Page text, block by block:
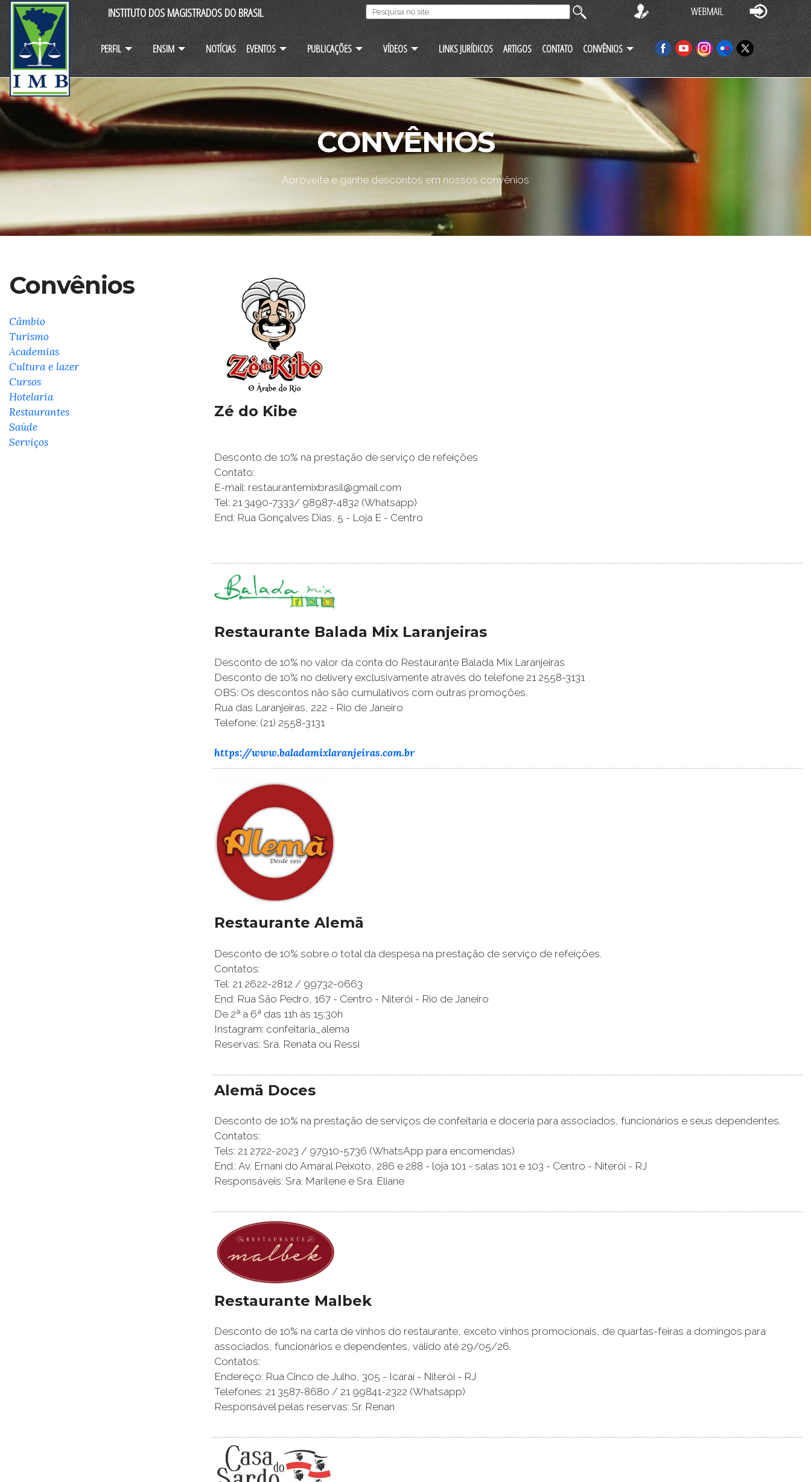
INSTITUTO DOS MAGISTRADOS DO BRASIL
PERFIL ENSIM NOTÍCIAS EVENTOS PUBLICAÇÕES VÍDEOS LINKS JURÍDICOS ARTIGOS CONTATO CONVÊNIOS
CONVÊNIOS
Aproveite e ganhe descontos em nossos convênios
Convênios
Câmbio
Turismo
Academias
Cultura e lazer
Cursos
Hotelaria
Restaurantes
Saúde
Serviços
Zé do Kibe
Desconto de 10% na prestação de serviço de refeições
Contato:
E-mail: restaurantemixbrasil@gmail.com
Tel: 21 3490-7333/ 98987-4832 (Whatsapp)
End: Rua Gonçalves Dias, 5 - Loja E - Centro
Restaurante Balada Mix Laranjeiras
Desconto de 10% no valor da conta do Restaurante Balada Mix Laranjeiras
Desconto de 10% no delivery exclusivamente através do telefone 21 2558-3131
OBS: Os descontos não são cumulativos com outras promoções.
Rua das Laranjeiras, 222 - Rio de Janeiro
Telefone: (21) 2558-3131
https://www.baladamixlaranjeiras.com.br
Restaurante Alemã
Desconto de 10% sobre o total da despesa na prestação de serviço de refeições.
Contatos:
Tel: 21 2622-2812 / 99732-0663
End: Rua São Pedro, 167 - Centro - Niterói - Rio de Janeiro
De 2ª a 6ª das 11h às 15:30h
Instagram: confeitaria_alema
Reservas: Sra. Renata ou Ressi
Alemã Doces
Desconto de 10% na prestação de serviços de confeitaria e doceria para associados, funcionários e seus dependentes.
Contatos:
Tels: 21 2722-2023 / 97910-5736 (WhatsApp para encomendas)
End.: Av. Ernani do Amaral Peixoto, 286 e 288 - loja 101 - salas 101 e 103 - Centro - Niterói - RJ
Responsáveis: Sra. Marilene e Sra. Eliane
Restaurante Malbek
Desconto de 10% na carta de vinhos do restaurante, exceto vinhos promocionais, de quartas-feiras a domingos para
associados, funcionários e dependentes, válido até 29/05/26.
Contatos:
Endereço: Rua Cinco de Julho, 305 - Icaraí - Niterói - RJ
Telefones: 21 3587-8680 / 21 99841-2322 (Whatsapp)
Responsável pelas reservas: Sr. Renan